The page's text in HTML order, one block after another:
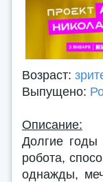
Возраст:
Выпущено:
Описание:
Долгие годы
робота,
однажды,